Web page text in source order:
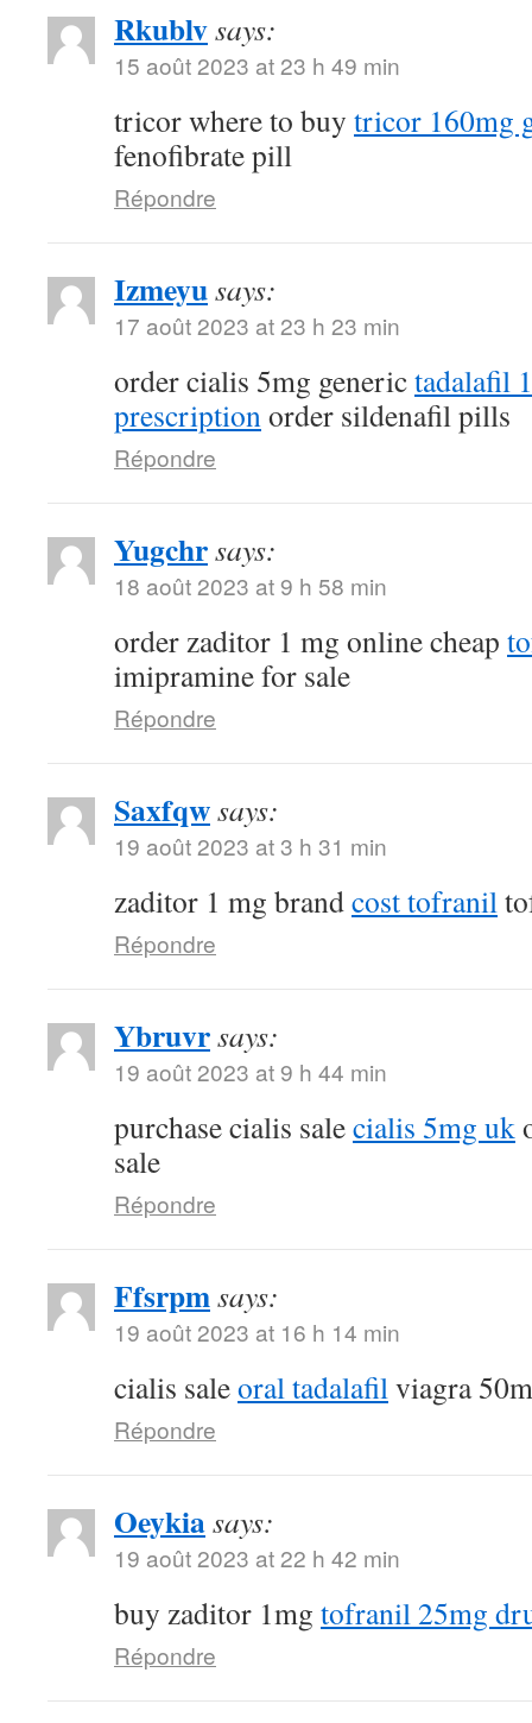
Rkublvsays:
15 août 2023 at 23 h 49 min
tricor where to buy tricor 160mg
fenofibrate pill
Répondre
Izmeyusays:
17 août 2023 at 23 h 23 min
order cialis 5mg generictadalafil
prescriptionorder sildenafil pills
Répondre
Yugchrsays:
18 août 2023 at 9 h 58 min
order zaditor 1 mg online cheap
imipramine for sale
Répondre
Saxfqwsays:
19 août 2023 at 3 h 31 min
zaditor 1 mg brandcost tofranil
Répondre
Ybruvrsays:
19 août 2023 at 9 h 44 min
purchase cialis salecialis 5mg uk
sale
Répondre
Ffsrpmsays:
19 août 2023 at 16 h 14 min
cialis saleoral tadalafilviagra
Répondre
Oeykiasays:
19 août 2023 at 22 h 42 min
buy zaditor 1mg tofranil 25mg
Répondre